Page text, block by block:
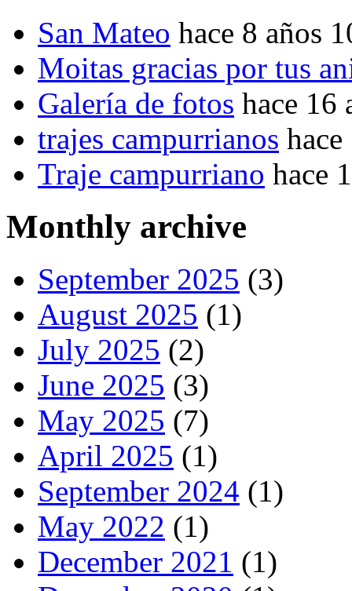
San Mateo hace 8 años
Moitas gracias por tus
Galería de fotos hace 16
trajes campurrianos
Traje campurriano hace
Monthly archive
September 2025 (3)
August 2025 (1)
July 2025 (2)
June 2025 (3)
May 2025 (7)
April 2025 (1)
September 2024 (1)
May 2022 (1)
December 2021 (1)